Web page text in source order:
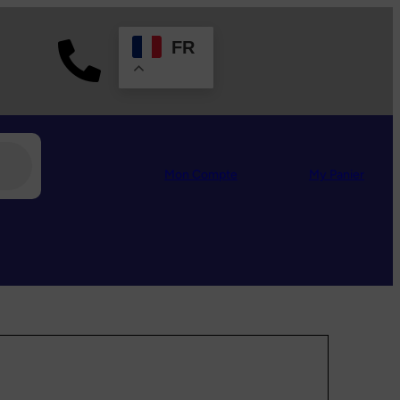
FR
Mon Compte My Panier